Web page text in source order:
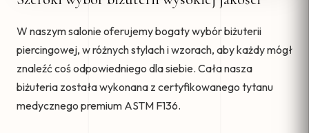
W naszym salonie oferujemy bogaty wybór biżuterii
piercingowej, w różnych stylach i wzorach, aby każdy mógł
znaleźć coś odpowiedniego dla siebie. Cała nasza
biżuteria została wykonana z certyfikowanego tytanu
medycznego premium ASTM F136.